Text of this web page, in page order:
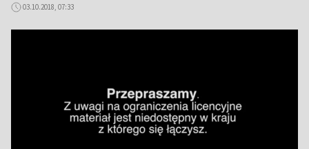
03.10.2018, 07:33